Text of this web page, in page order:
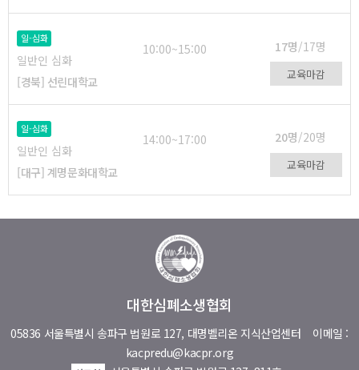
일-심화
일반인 심화
10:00~15:00 17명/17명
[경북] 선린대학교 교육마감
일-심화
일반인 심화
14:00~17:00 20명/20명
[대구] 계명문화대학교 교육마감
대한심폐소생협회
05836 서울특별시 송파구 법원로 127, 대명벨리온 지식산업센터 이메일 :
kacpredu@kacpr.org